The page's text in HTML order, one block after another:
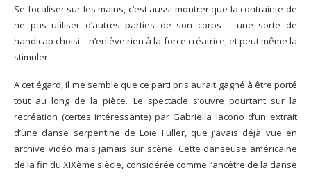
Se focaliser sur les mains, c’est aussi montrer que la contrainte de
ne pas utiliser d’autres parties de son corps – une sorte de
handicap choisi – n’enlève rien à la force créatrice, et peut même la
stimuler.
A cet égard, il me semble que ce parti pris aurait gagné à être porté
tout au long de la pièce. Le spectacle s’ouvre pourtant sur la
recréation (certes intéressante) par Gabriella Iacono d’un extrait
d’une danse serpentine de Loïe Fuller, que j’avais déjà vue en
archive vidéo mais jamais sur scène. Cette danseuse américaine
de la fin du XIXème siècle, considérée comme l’ancêtre de la danse